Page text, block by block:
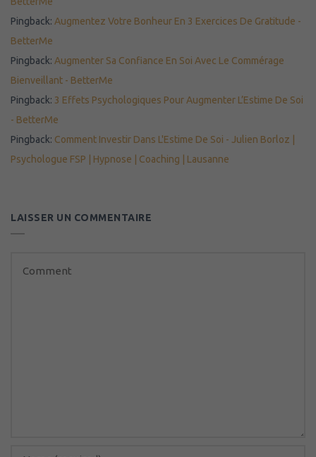
Pingback: Augmentez Votre Bonheur En 3 Exercices De Gratitude -
BetterMe
Pingback: Augmenter Sa Confiance En Soi Avec Le Commérage
Bienveillant - BetterMe
Pingback: 3 Effets Psychologiques Pour Augmenter L’Estime De Soi
- BetterMe
Pingback: Comment Investir Dans L'Estime De Soi - Julien Borloz |
Psychologue FSP | Hypnose | Coaching | Lausanne
LAISSER UN COMMENTAIRE